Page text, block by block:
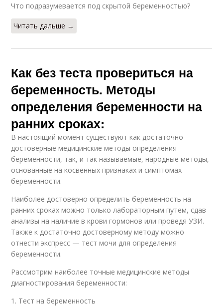
Что подразумевается под скрытой беременностью?
Читать дальше →
Как без теста провериться на
беременность. Методы
определения беременности на
ранних сроках:
В настоящий момент существуют как достаточно
достоверные медицинские методы определения
беременности, так, и так называемые, народные методы,
основанные на косвенных признаках и симптомах
беременности.
Наиболее достоверно определить беременность на
ранних сроках можно только лабораторным путем, сдав
анализы на наличие в крови гормонов или проведя УЗИ.
Также к достаточно достоверному методу можно
отнести экспресс — тест мочи для определения
беременности.
Рассмотрим наиболее точные медицинские методы
диагностирования беременности:
1. Тест на беременность